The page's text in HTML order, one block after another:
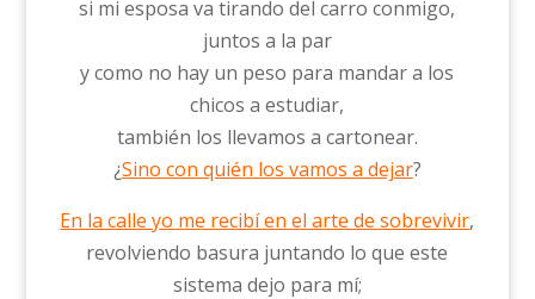
si mi esposa va tirando del carro conmigo,
juntos a la par
y como no hay un peso para mandar a los
chicos a estudiar,
también los llevamos a cartonear.
¿Sino con quién los vamos a dejar?
En la calle yo me recibí en el arte de sobrevivir,
revolviendo basura juntando lo que este
sistema dejo para mí;